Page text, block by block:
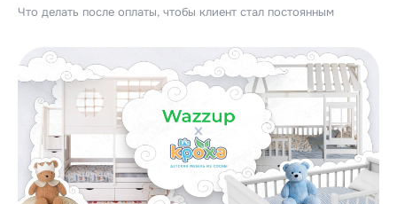
Что делать после оплаты, чтобы клиент стал постоянным